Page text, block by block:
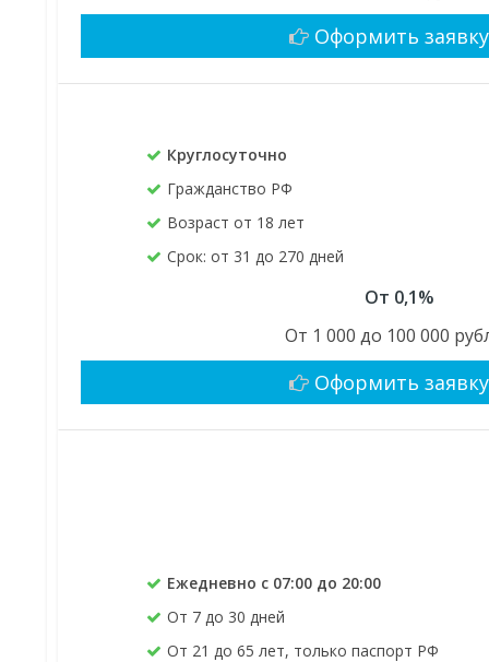
Оформить заявку
Круглосуточно
Гражданство РФ
Возраст от 18 лет
Срок: от 31 до 270 дней
От 0,1%
От 1 000 до 100 000
Оформить заявку
Ежедневно с 07:00 до 20:00
От 7 до 30 дней
От 21 до 65 лет, только паспорт РФ